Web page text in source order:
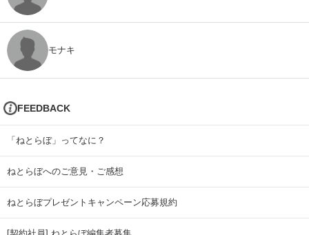
モナキ
FEEDBACK
「ねとらぼ」ってなに？
ねとらぼへのご意見・ご感想
ねとらぼプレゼントキャンペーン応募規約